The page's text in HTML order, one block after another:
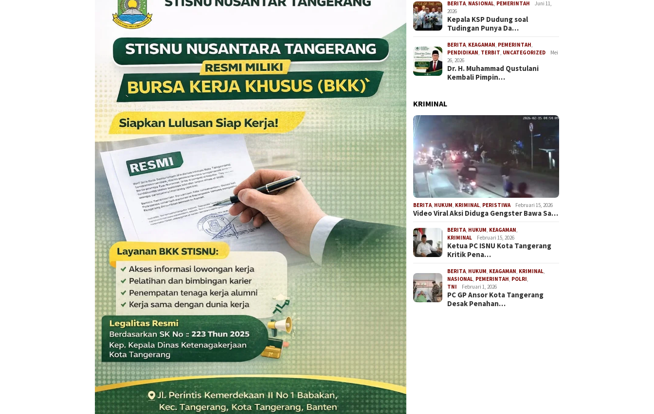
BERITA NASIONAL PEMERINTAH
Juni 11,
2026
Kepala KSP Dudung soal
Tudingan Punya Da…
BERITA KEAGAMAN PEMERINTAH
PENDIDIKAN TERBIT UNCATEGORIZED
Mei
26, 2026
Dr. H. Muhammad Qustulani
Kembali Pimpin…
KRIMINAL
BERITA HUKUM KRIMINAL PERISTIWA Februari 15, 2026
Video Viral Aksi Diduga Gengster Bawa Sa…
BERITA HUKUM KEAGAMAN
KRIMINAL
Februari 15, 2026
Ketua PC ISNU Kota Tangerang
Kritik Pena…
BERITA HUKUM KEAGAMAN KRIMINAL
NASIONAL PEMERINTAH POLRI
TNI
Februari 1, 2026
PC GP Ansor Kota Tangerang
Desak Penahan…